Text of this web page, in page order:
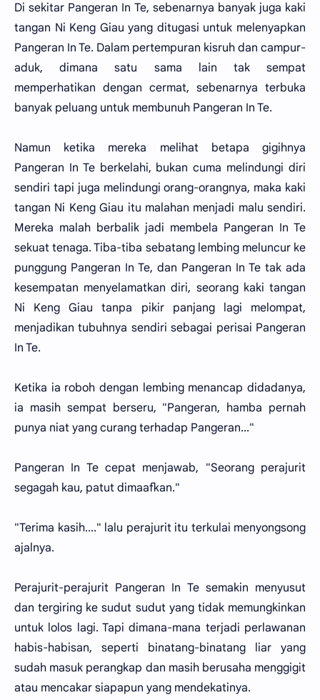
Di sekitar Pangeran In Te, sebenarnya banyak juga kaki
tangan Ni Keng Giau yang ditugasi untuk melenyapkan
Pangeran In Te. Dalam pertempuran kisruh dan campur-
aduk, dimana satu sama lain tak sempat
memperhatikan dengan cermat, sebenarnya terbuka
banyak peluang untuk membunuh Pangeran In Te.
Namun ketika mereka melihat betapa gigihnya
Pangeran In Te berkelahi, bukan cuma melindungi diri
sendiri tapi juga melindungi orang-orangnya, maka kaki
tangan Ni Keng Giau itu malahan menjadi malu sendiri.
Mereka malah berbalik jadi membela Pangeran In Te
sekuat tenaga. Tiba-tiba sebatang lembing meluncur ke
punggung Pangeran In Te, dan Pangeran In Te tak ada
kesempatan menyelamatkan diri, seorang kaki tangan
Ni Keng Giau tanpa pikir panjang lagi melompat,
menjadikan tubuhnya sendiri sebagai perisai Pangeran
In Te.
Ketika ia roboh dengan lembing menancap didadanya,
ia masih sempat berseru, "Pangeran, hamba pernah
punya niat yang curang terhadap Pangeran..."
Pangeran In Te cepat menjawab, "Seorang perajurit
segagah kau, patut dimaafkan."
"Terima kasih...." lalu perajurit itu terkulai menyongsong
ajalnya.
Perajurit-perajurit Pangeran In Te semakin menyusut
dan tergiring ke sudut sudut yang tidak memungkinkan
untuk lolos lagi. Tapi dimana-mana terjadi perlawanan
habis-habisan, seperti binatang-binatang liar yang
sudah masuk perangkap dan masih berusaha menggigit
atau mencakar siapapun yang mendekatinya.